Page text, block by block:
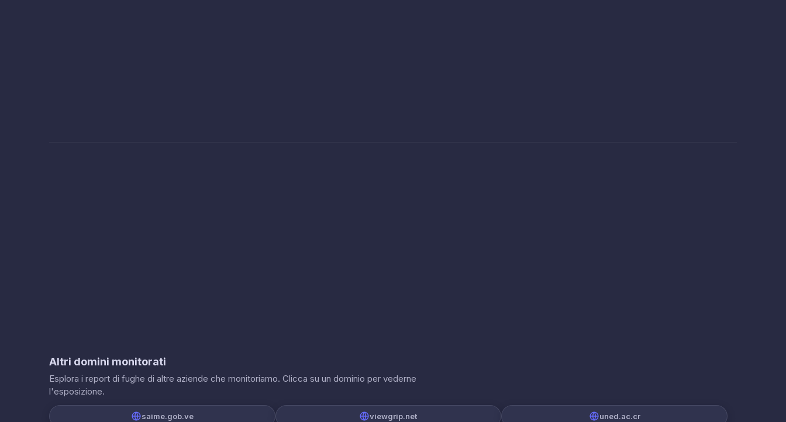
Altri domini monitorati
Esplora i report di fughe di altre aziende che monitoriamo. Clicca su un dominio per vederne
l'esposizione.
saime.gob.ve viewgrip.net uned.ac.cr